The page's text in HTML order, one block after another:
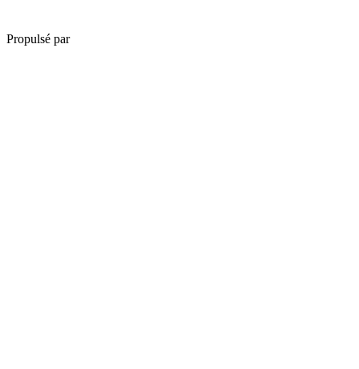
Propulsé par